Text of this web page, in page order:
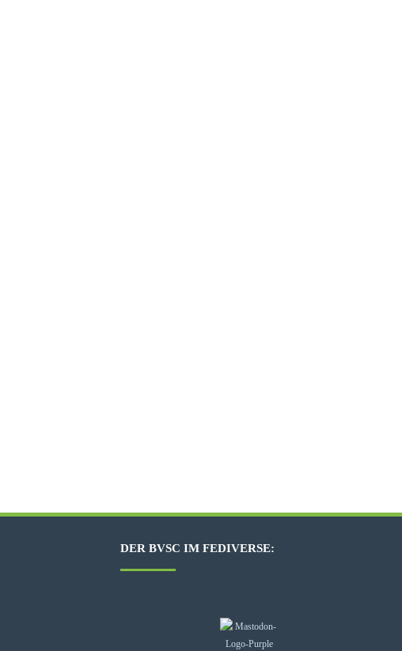
DER BVSC IM FEDIVERSE: